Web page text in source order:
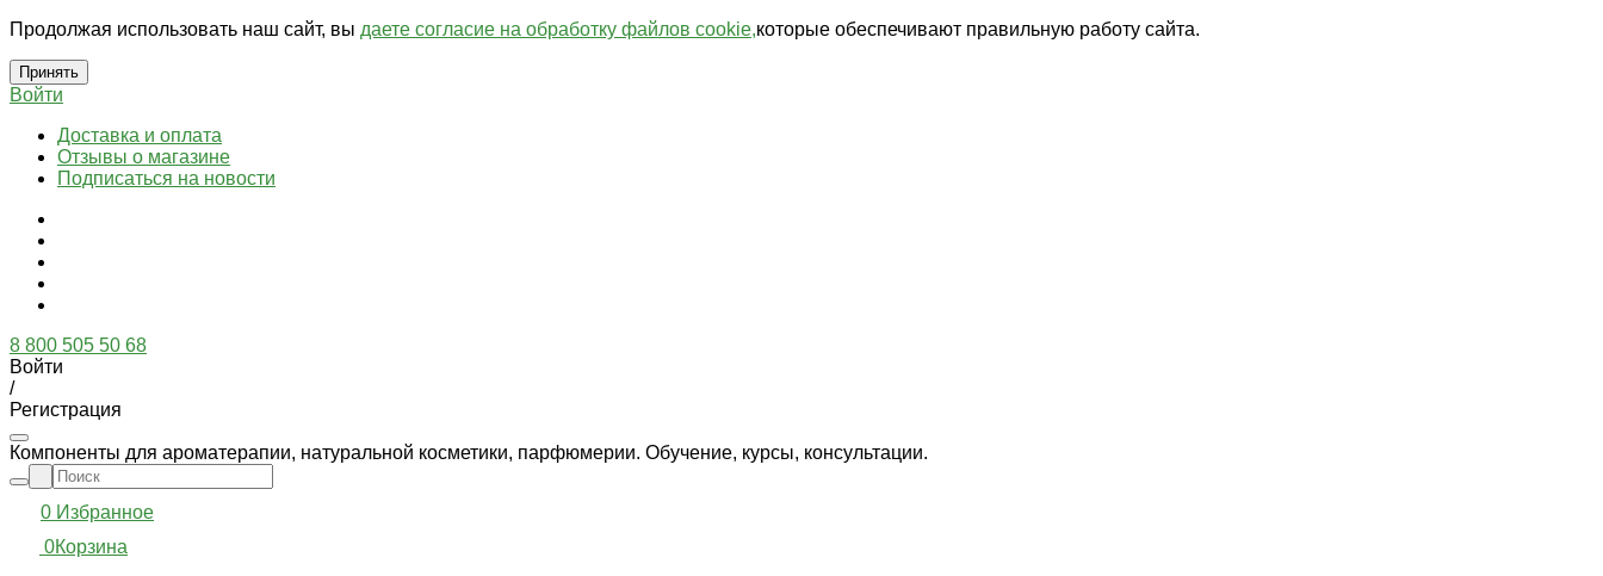
Продолжая использовать наш сайт, вы даете согласие на обработку файлов cookie,которые обеспечивают правильную работу сайта.
Принять
Войти
Доставка и оплата
Отзывы о магазине
Подписаться на новости
8 800 505 50 68
Войти
/
Регистрация
Компоненты для ароматерапии, натуральной косметики, парфюмерии. Обучение, курсы, консультации.
0 Избранное
0Корзина